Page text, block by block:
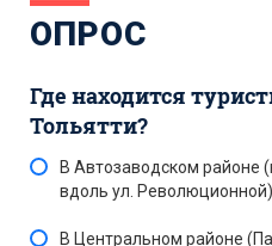
ОПРОС
Где находится
Тольятти?
В Автозаводском районе
вдоль ул. Революционной)
В Центральном районе